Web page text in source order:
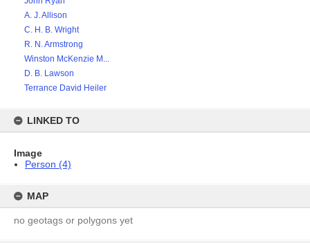
A. J. Allison
C. H. B. Wright
R. N. Armstrong
Winston McKenzie M...
D. B. Lawson
Terrance David Heiler
LINKED TO
Image
Person (4)
MAP
no geotags or polygons yet